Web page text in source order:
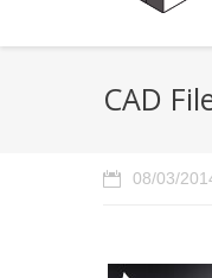
CAD
08/03/